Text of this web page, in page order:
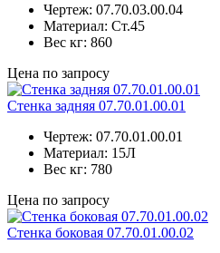
Чертеж: 07.70.03.00.04
Материал: Ст.45
Вес кг: 860
Цена по запросу
Стенка задняя 07.70.01.00.01
Чертеж: 07.70.01.00.01
Материал: 15Л
Вес кг: 780
Цена по запросу
Стенка боковая 07.70.01.00.02